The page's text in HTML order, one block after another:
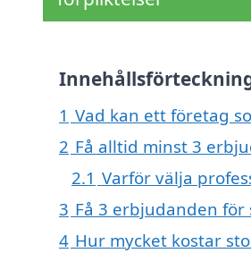
1 Vad kan ett företag
2 Få alltid minst 3
2.1 Varför välja
3 Få 3 erbjudanden
4 Hur mycket kostar